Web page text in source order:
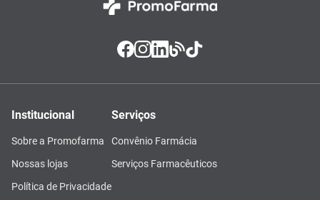
Institucional
Sobre a Promofarma
Nossas lojas
Política de Privacidade
Serviços
Convênio Farmácia
Serviços Farmacêuticos